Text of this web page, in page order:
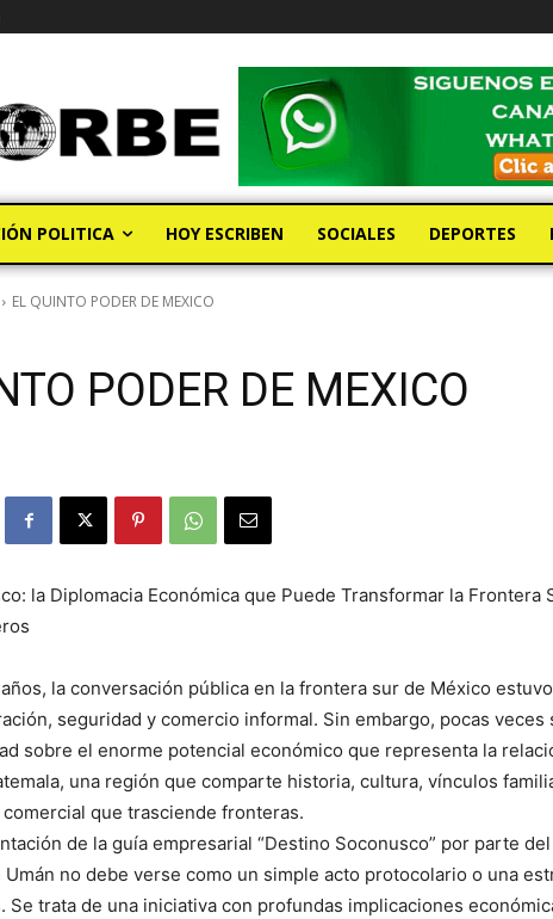
POLITICA HOY ESCRIBEN SOCIALES DEPORTES
EL QUINTO PODER DE MEXICO
PODER DE MEXICO
la Diplomacia Económica que Puede Transformar la Frontera
la conversación pública en la frontera sur de México
seguridad y comercio informal. Sin embargo, pocas veces
sobre el enorme potencial económico que representa la
una región que comparte historia, cultura, vínculos
que trasciende fronteras.
de la guía empresarial “Destino Soconusco” por parte
Umán no debe verse como un simple acto protocolario o una
Se trata de una iniciativa con profundas implicaciones